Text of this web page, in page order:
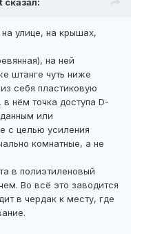
улице, на крышах,
на ней
штанге чуть ниже
себя пластиковую
нём точка доступа D-
или
с целью усиления
комнатные, а не
в полиэтиленовый
Во всё это заводится
в чердак к месту, где